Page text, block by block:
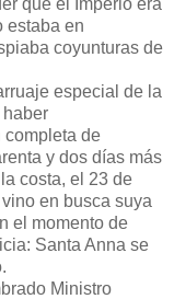
estaba en
coyunturas de
especial de la
completa de
y dos días más
costa, el 23 de
en busca suya
el momento de
Santa Anna se
Ministro